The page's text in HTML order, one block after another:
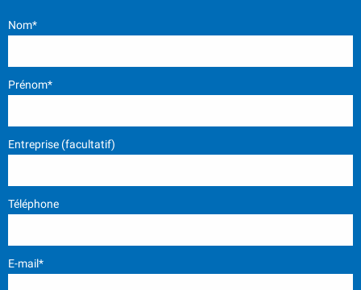
Nom*
Prénom*
Entreprise (facultatif)
Téléphone
E-mail*